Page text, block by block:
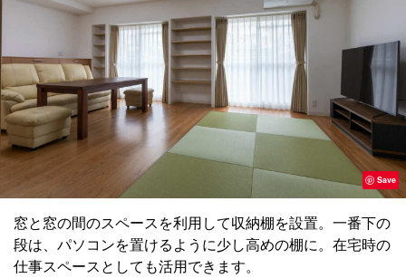
Save
窓と窓の間のスペースを利用して収納棚を設置。一番下の
段は、パソコンを置けるように少し高めの棚に。在宅時の
仕事スペースとしても活用できます。